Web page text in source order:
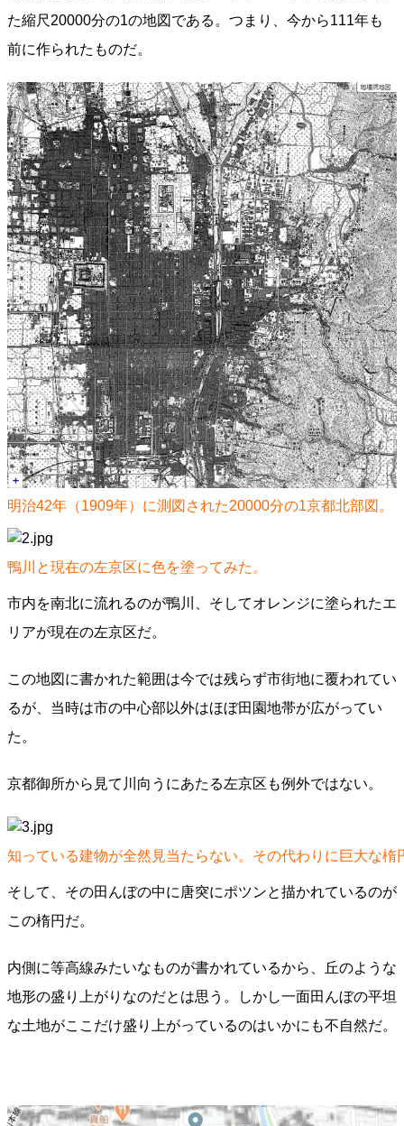
た縮尺20000分の1の地図である。つまり、今から111年も
前に作られたものだ。
明治42年（1909年）に測図された20000分の1京都北部図。
鴨川と現在の左京区に色を塗ってみた。
市内を南北に流れるのが鴨川、そしてオレンジに塗られたエ
リアが現在の左京区だ。
この地図に書かれた範囲は今では残らず市街地に覆われてい
るが、当時は市の中心部以外はほぼ田園地帯が広がってい
た。
京都御所から見て川向うにあたる左京区も例外ではない。
知っている建物が全然見当たらない。その代わりに巨大な楕
そして、その田んぼの中に唐突にポツンと描かれているのが
この楕円だ。
内側に等高線みたいなものが書かれているから、丘のような
地形の盛り上がりなのだとは思う。しかし一面田んぼの平坦
な土地がここだけ盛り上がっているのはいかにも不自然だ。